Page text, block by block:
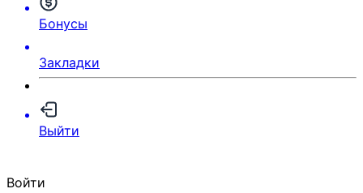
Бонусы
Закладки
Выйти
Войти